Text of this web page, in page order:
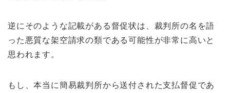
逆にそのような記載がある督促状は、裁判所の名を語
った悪質な架空請求の類である可能性が非常に高いと
思われます。
もし、本当に簡易裁判所から送付された支払督促であ